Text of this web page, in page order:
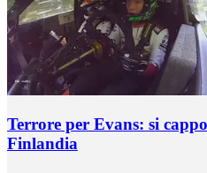
Terrore per Evans: si
Finlandia